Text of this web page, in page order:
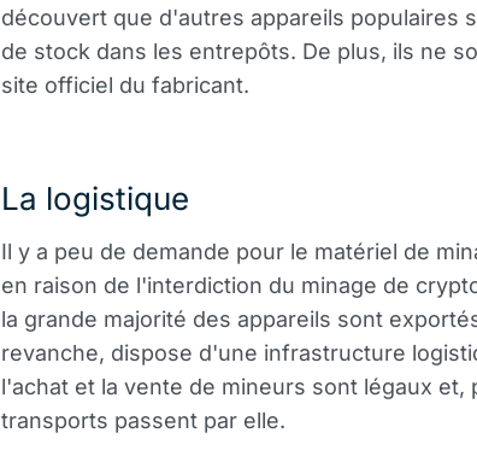
découvert que d'autres appareils populaires
de stock dans les entrepôts. De plus, ils ne
site officiel du fabricant.
La logistique
Il y a peu de demande pour le matériel de
en raison de l'interdiction du minage de
la grande majorité des appareils sont
revanche, dispose d'une infrastructure
l'achat et la vente de mineurs sont légaux et,
transports passent par elle.